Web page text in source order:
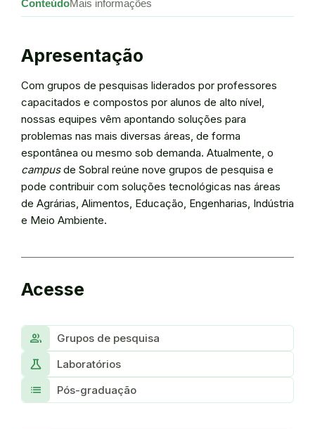
ConteúdoMais informações
Apresentação
Com grupos de pesquisas liderados por professores
capacitados e compostos por alunos de alto nível,
nossas equipes vêm apontando soluções para
problemas nas mais diversas áreas, de forma
espontânea ou mesmo sob demanda. Atualmente, o
campusde Sobral reúne nove grupos de pesquisa e
pode contribuir com soluções tecnológicas nas áreas
de Agrárias, Alimentos, Educação, Engenharias, Indústria
e Meio Ambiente.
Acesse
Group Grupos de pesquisa
Science Laboratórios
List Pós-graduação